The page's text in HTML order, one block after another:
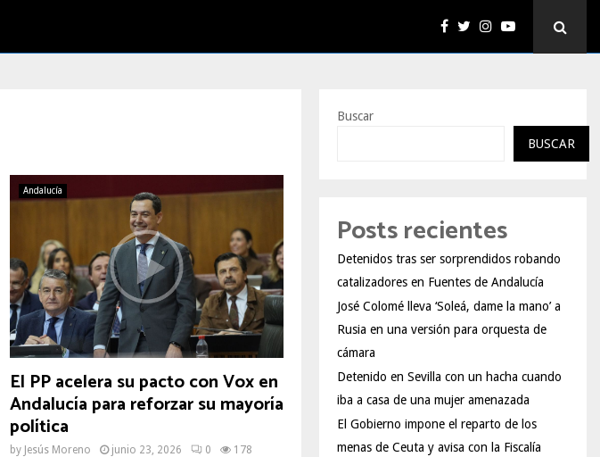
Andalucía
El PP acelera su pacto con Vox en
Andalucía para reforzar su mayoría
política
by Jesús Moreno junio 23, 2026 0 178
Buscar
BUSCAR
Posts recientes
Detenidos tras ser sorprendidos robando
catalizadores en Fuentes de Andalucía
José Colomé lleva ‘Soleá, dame la mano’ a
Rusia en una versión para orquesta de
cámara
Detenido en Sevilla con un hacha cuando
iba a casa de una mujer amenazada
El Gobierno impone el reparto de los
menas de Ceuta y avisa con la Fiscalía